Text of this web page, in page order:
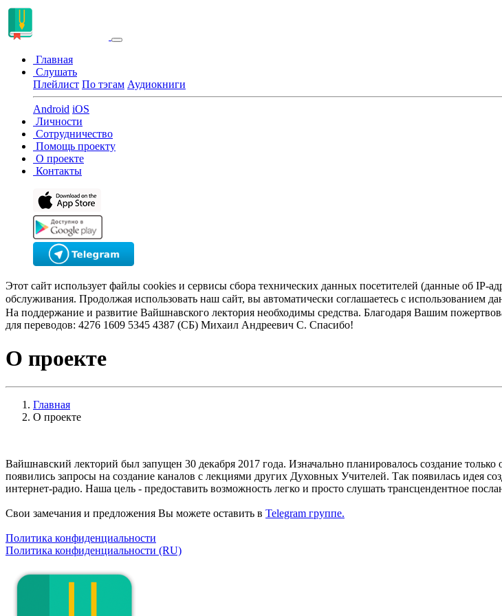
Главная
Слушать
Плейлист По тэгам Аудиокниги
Android iOS
Личности
Сотрудничество
Помощь проекту
О проекте
Контакты
Этот сайт использует файлы cookies и сервисы сбора технических данных посетителей (данные об IP-
обслуживания. Продолжая использовать наш сайт, вы автоматически соглашаетесь с использованием
На поддержание и развитие Вайшнавского лектория необходимы средства. Благодаря Вашим
для переводов: 4276 1609 5345 4387 (СБ) Михаил Андреевич С. Спасибо!
О проекте
Главная
О проекте
Вайшнавский лекторий был запущен 30 декабря 2017 года. Изначально планировалось создание
появились запросы на создание каналов с лекциями других Духовных Учителей. Так появилась идея
интернет-радио. Наша цель - предоставить возможность легко и просто слушать трансцендентное
Свои замечания и предложения Вы можете оставить в Telegram группе.
Политика конфиденциальности
Политика конфиденциальности (RU)